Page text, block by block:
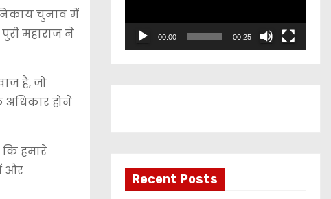
निकाय चुनाव में
महाराज ने
है, जो
अधिकार होने
हमारे
और
P
00:00 00:25
Recent Posts